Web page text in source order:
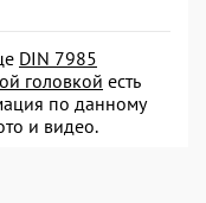
DIN 7985
головкой есть
по данному
и видео.